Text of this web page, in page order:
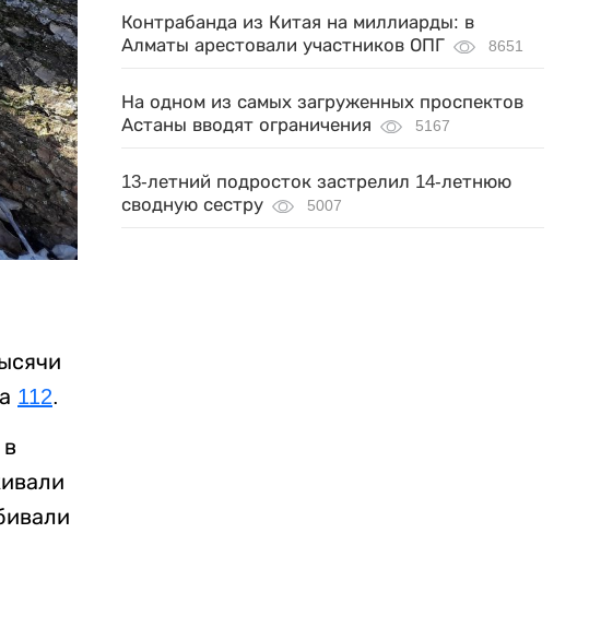
112.
Контрабанда из Китая на миллиарды: в
Алматы арестовали участников ОПГ
8651
На одном из самых загруженных проспектов
Астаны вводят ограничения
5167
13-летний подросток застрелил 14-летнюю
сводную сестру
5007